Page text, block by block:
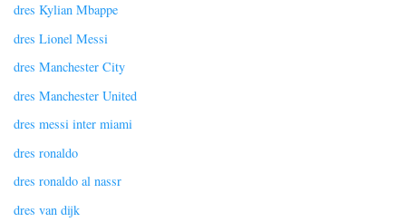
dres Kylian Mbappe
dres Lionel Messi
dres Manchester City
dres Manchester United
dres messi inter miami
dres ronaldo
dres ronaldo al nassr
dres van dijk